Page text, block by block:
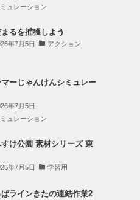
ュレーション
るを捕獲しよう
年7月5日 アクション
ーじゃんけんシミュレー
年7月5日
ュレーション
すけ公園 素材シリーズ 東
年7月5日 学習用
ラインきたの連結作業2